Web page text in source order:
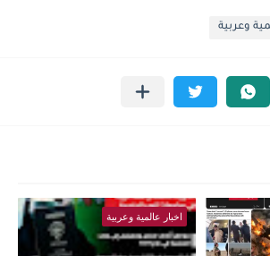
وعربية
اخبار عالمية وعربية